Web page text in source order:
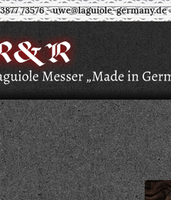
73576-uwe@laguiole-germany.de